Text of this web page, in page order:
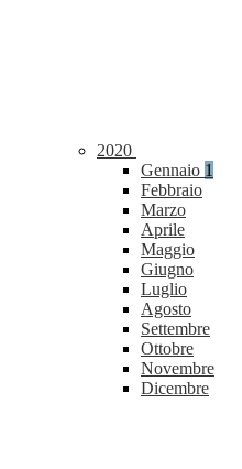
2020
Gennaio 1
Febbraio
Marzo
Aprile
Maggio
Giugno
Luglio
Agosto
Settembre
Ottobre
Novembre
Dicembre